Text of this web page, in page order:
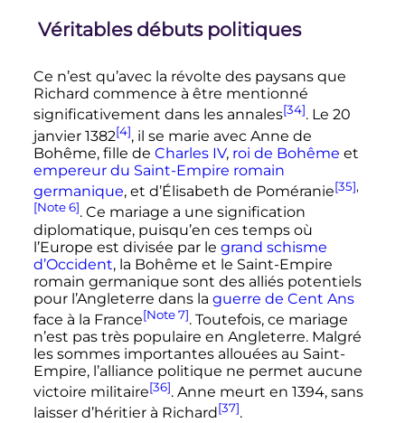
Véritables débuts politiques
Ce n’est qu’avec la révolte des paysans que
Richard commence à être mentionné
significativement dans les annales[34]. Le 20
janvier 1382[4], il se marie avec Anne de
Bohême, fille de Charles IV, roi de Bohême et
empereur du Saint-Empire romain
germanique, et d’Élisabeth de Poméranie[35],
[Note 6]. Ce mariage a une signification
diplomatique, puisqu’en ces temps où
l’Europe est divisée par le grand schisme
d’Occident, la Bohême et le Saint-Empire
romain germanique sont des alliés potentiels
pour l’Angleterre dans la guerre de Cent Ans
face à la France[Note 7]. Toutefois, ce mariage
n’est pas très populaire en Angleterre. Malgré
les sommes importantes allouées au Saint-
Empire, l’alliance politique ne permet aucune
victoire militaire[36]. Anne meurt en 1394, sans
laisser d’héritier à Richard[37].